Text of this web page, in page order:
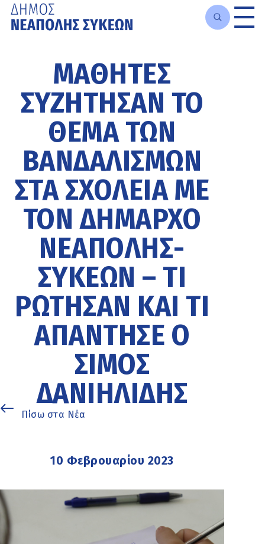
περιεχόμενοΜΑΘΗΤΈΣ
ΣΥΖΉΤΗΣΑΝ ΤΟ
ΘΈΜΑ ΤΩΝ
ΒΑΝΔΑΛΙΣΜΏΝ
ΣΤΑ ΣΧΟΛΕΊΑ ΜΕ
ΤΟΝ ΔΉΜΑΡΧΟ
ΝΕΆΠΟΛΗΣ-
ΣΥΚΕΏΝ – ΤΙ
ΡΏΤΗΣΑΝ ΚΑΙ ΤΙ
ΑΠΆΝΤΗΣΕ Ο
ΣΊΜΟΣ
ΔΑΝΙΗΛΊΔΗΣ
Πίσω στα Νέα
10 Φεβρουαρίου 2023